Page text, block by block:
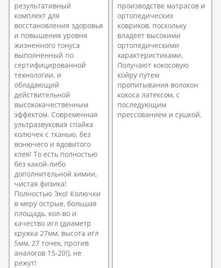
результативный
комплект для
восстановления здоровья
и повышения уровня
жизненного тонуса
выполненный по
сертифицированной
технологии, и
обладающий
действительной
высококачественным
эффектом. Современная
ультразвуковая спайка
колючек с тканью, без
вонючего и ядовитого
клея! То есть полностью
без какой-либо
дополнительной химии,
чистая физика!
Полностью Эко! Колючки
в меру острые, большая
площадь, кол-во и
качество игл (диаметр
кружка 27мм, высота игл
5мм, 27 точек, против
аналогов 15-20!), не
режут!
производстве матрасов и
ортопедических
ковриков, поскольку
владеет высокими
ортопедическими
характеристиками.
Получают кокосовую
койру путем
пропитывания волокон
кокоса латексом, с
последующим
прессованием и сушкой.